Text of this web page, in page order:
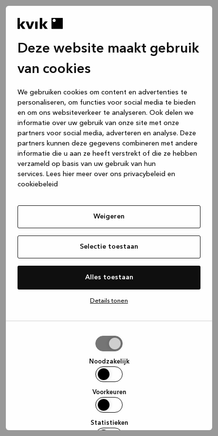
Deze website maakt gebruik
van cookies
We gebruiken cookies om content en advertenties te
personaliseren, om functies voor social media te bieden
en om ons websiteverkeer te analyseren. Ook delen we
informatie over uw gebruik van onze site met onze
partners voor social media, adverteren en analyse. Deze
partners kunnen deze gegevens combineren met andere
informatie die u aan ze heeft verstrekt of die ze hebben
verzameld op basis van uw gebruik van hun
services. Lees hier meer over ons privacybeleid en
cookiebeleid
Weigeren
Selectie toestaan
Alles toestaan
Details tonen
Noodzakelijk
Voorkeuren
Statistieken
(see the browser console for more
information).